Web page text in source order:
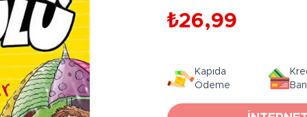
Oyunlar
Arkadaş - Aile Kutu Oyunları
Çocuk Kutu Oyunları
Eğitici Oyunlar
Oyuncak Bebek Aksesuarları
Aksesuar
3-5 Yaş 6-9 Yaş
₺26,99
Kapıda
Ödeme